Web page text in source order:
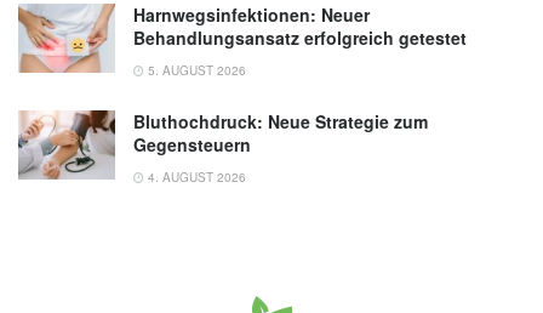
Harnwegsinfektionen: Neuer
Behandlungsansatz erfolgreich getestet
5. AUGUST 2026
Bluthochdruck: Neue Strategie zum
Gegensteuern
4. AUGUST 2026